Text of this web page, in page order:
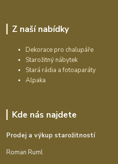
Z naší nabídky
Dekorace pro chalupáře
Starožitný nábytek
Stará rádia a fotoaparáty
Alpaka
Kde nás najdete
Prodej a výkup starožitností
Roman Ruml